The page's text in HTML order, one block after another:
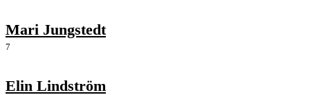
Mari Jungstedt
7
Elin Lindström